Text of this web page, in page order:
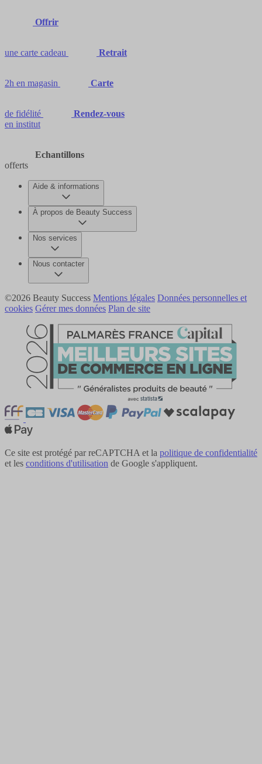
Offrir
une carte cadeau Retrait
2h en magasin Carte
de fidélité
Rendez-vous
en institut
Echantillons
offerts
Aide & informations
À propos de Beauty Success
Nos services
Nous contacter
©2026 Beauty Success Mentions légales Données personnelles et
cookies Gérer mes données Plan de site
Ce site est protégé par reCAPTCHA et la politique de confidentialité
et les conditions d'utilisation de Google s'appliquent.